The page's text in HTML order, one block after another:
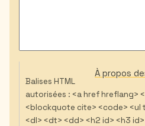
À propos
Balises HTML
autorisées : <a href hreflang>
<blockquote cite> <code> <ul
<dl> <dt> <dd> <h2 id> <h3